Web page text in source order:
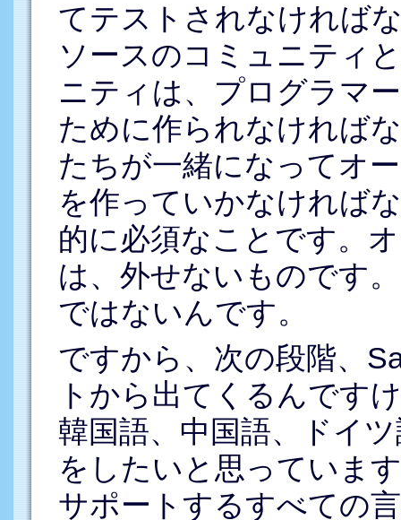
てテストされなければ
ソースのコミュニティ
ニティは、プログラマ
ために作られなければ
たちが一緒になってオ
を作っていかなければ
的に必須なことです。
は、外せないものです
ではないんです。
ですから、次の段階、
トから出てくるんです
韓国語、中国語、ドイ
をしたいと思っていま
サポートするすべての